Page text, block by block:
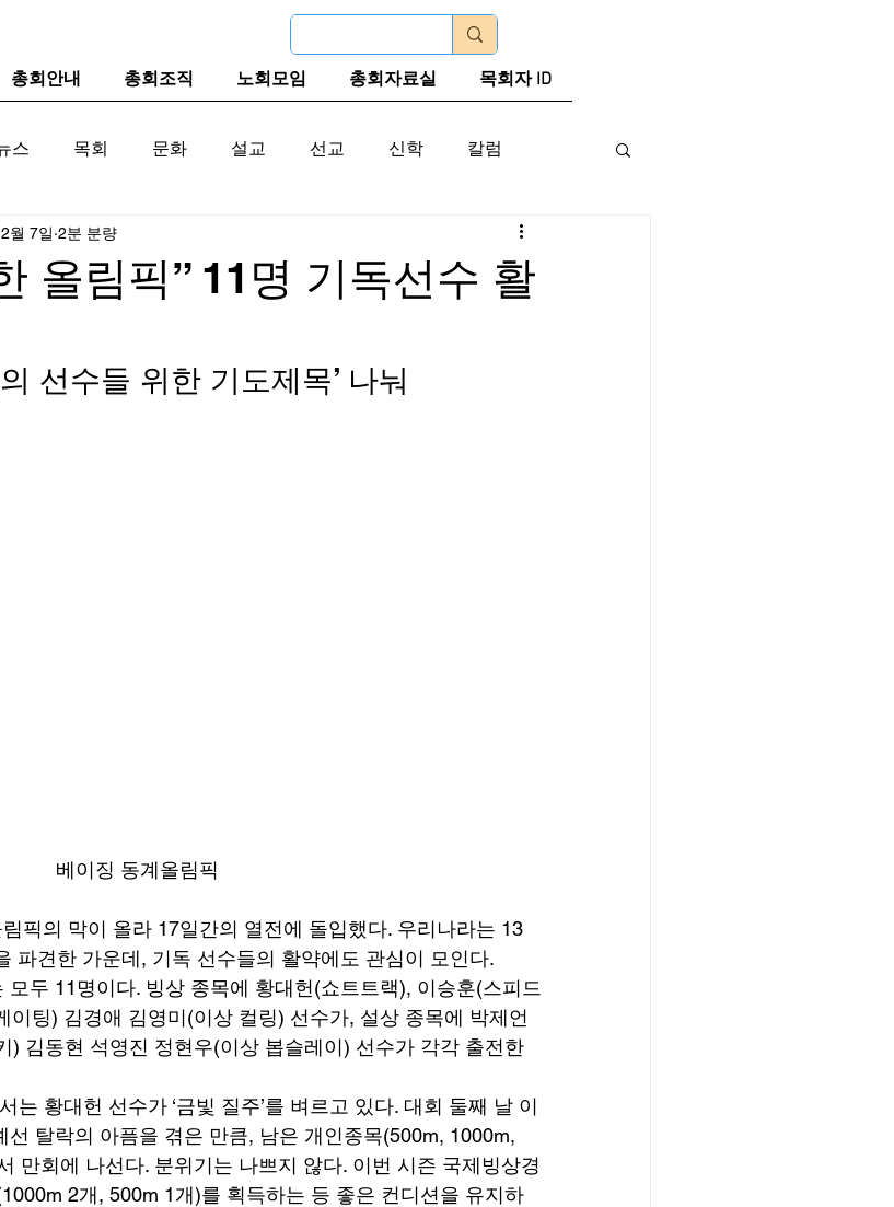
총회안내 총회조직 노회모임 총회자료실 목회자 ID
스 목회 문화 설교 선교 신학 칼럼
교계 교단역사
올림픽” 11명 기독선수 활
월 7일 2분 분량
선수들 위한 기도제목’ 나눠
베이징 동계올림픽
픽의 막이 올라 17일간의 열전에 돌입했다. 우리나라는 13
파견한 가운데, 기독 선수들의 활약에도 관심이 모인다.
두 11명이다. 빙상 종목에 황대헌(쇼트트랙), 이승훈(스피드
이팅) 김경애 김영미(이상 컬링) 선수가, 설상 종목에 박제언
) 김동현 석영진 정현우(이상 봅슬레이) 선수가 각각 출전한
는 황대헌 선수가 ‘금빛 질주’를 벼르고 있다. 대회 둘째 날 이
선 탈락의 아픔을 겪은 만큼, 남은 개인종목(500m, 1000m,
만회에 나선다. 분위기는 나쁘지 않다. 이번 시즌 국제빙상경
2개, 500m 1개)를 획득하는 등 좋은 컨디션을 유지하